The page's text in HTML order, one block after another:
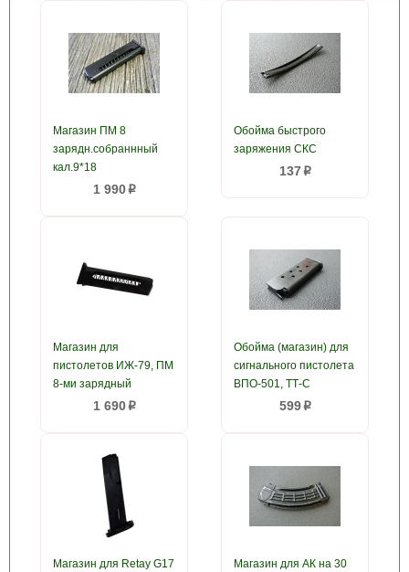
Магазин ПМ 8
зарядн.собраннный
кал.9*18
1 990p
Обойма быстрого
заряжения СКС
137 p
Магазин для
пистолетов ИЖ-79, ПМ
8-ми зарядный
1 690p
Обойма (магазин) для
сигнального пистолета
ВПО-501, ТТ-С
599p
Магазин для Retay G17 Магазин для AК на 30